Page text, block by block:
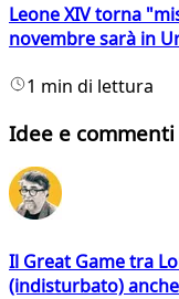
Leone XIV torna
novembre sarà in
1 min di lettura
Idee e commenti
Il Great Game tra
(indisturbato)